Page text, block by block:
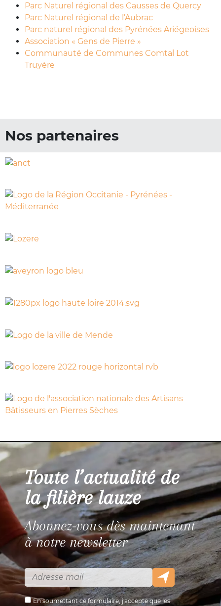
Parc Naturel régional des Causses de Quercy
Parc Naturel régional de l’Aubrac
Parc naturel régional des Pyrénées Ariégeoises
Association « Gens de Pierre »
Communauté de Communes Comtal Lot
Truyère
Nos partenaires
Toute l’actualité de
la filière lauze
Abonnez-vous dès maintenant
à notre newsletter
En soumettant ce formulaire, j'accepte que les